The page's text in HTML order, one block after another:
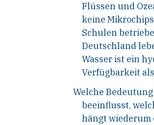
Flüssen und
keine
Schulen
Deutschland
Wasser ist ein
Verfügbarkeit
Welche
beeinflusst,
hängt